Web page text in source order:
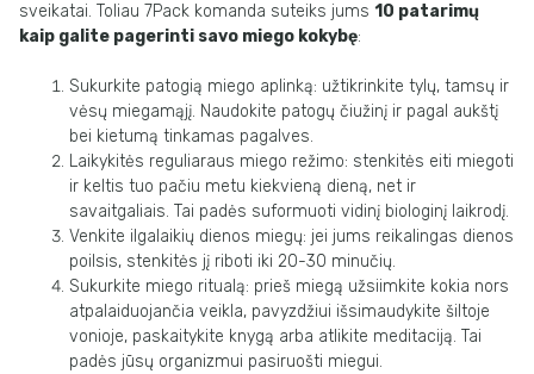
sveikatai. Toliau 7Pack komanda suteiks jums 10 patarimų
kaip galite pagerinti savo miego kokybę:
Sukurkite patogią miego aplinką: užtikrinkite tylų, tamsų ir
vėsų miegamąjį. Naudokite patogų čiužinį ir pagal aukštį
bei kietumą tinkamas pagalves.
Laikykitės reguliaraus miego režimo: stenkitės eiti miegoti
ir keltis tuo pačiu metu kiekvieną dieną, net ir
savaitgaliais. Tai padės suformuoti vidinį biologinį laikrodį.
Venkite ilgalaikių dienos miegų: jei jums reikalingas dienos
poilsis, stenkitės jį riboti iki 20-30 minučių.
Sukurkite miego ritualą: prieš miegą užsiimkite kokia nors
atpalaiduojančia veikla, pavyzdžiui išsimaudykite šiltoje
vonioje, paskaitykite knygą arba atlikite meditaciją. Tai
padės jūsų organizmui pasiruošti miegui.